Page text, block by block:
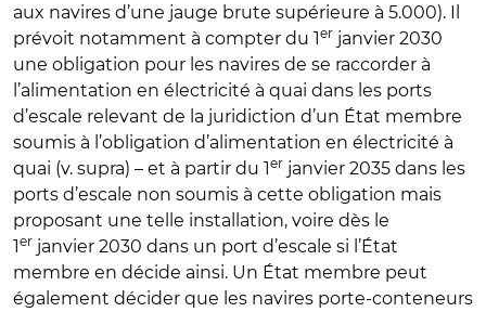
aux navires d’une jauge brute supérieure à 5.000). Il
prévoit notamment à compter du 1er janvier 2030
une obligation pour les navires de se raccorder à
l’alimentation en électricité à quai dans les ports
d’escale relevant de la juridiction d’un État membre
soumis à l’obligation d’alimentation en électricité à
quai (v. supra) – et à partir du 1er janvier 2035 dans les
ports d’escale non soumis à cette obligation mais
proposant une telle installation, voire dès le
1er janvier 2030 dans un port d’escale si l’État
membre en décide ainsi. Un État membre peut
également décider que les navires porte-conteneurs